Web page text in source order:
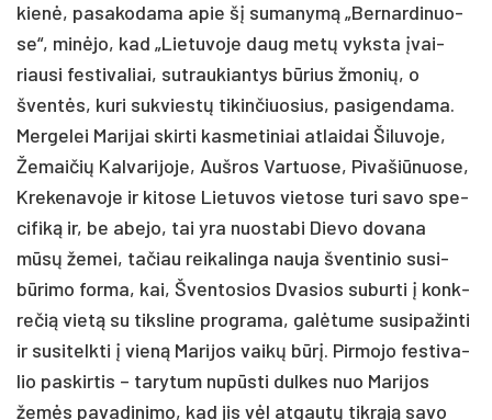
kienė, pa­sa­ko­da­ma apie šį su­ma­nymą „Ber­nar­di­nuo­
se“, minė­jo, kad „Lie­tu­vo­je daug metų vyks­ta įvai­
riau­si fes­ti­va­liai, su­trau­kian­tys būrius žmo­nių, o
šventės, ku­ri su­kviestų ti­kin­čiuo­sius, pa­si­gen­da­ma.
Mer­ge­lei Ma­ri­jai skir­ti kas­me­ti­niai at­lai­dai Ši­lu­vo­je,
Že­mai­čių Kal­va­ri­jo­je, Auš­ros Var­tuo­se, Pi­va­šiū­nuo­se,
Kre­ke­na­vo­je ir ki­to­se Lie­tu­vos vie­to­se tu­ri sa­vo spe­
ci­fiką ir, be abe­jo, tai yra nuo­sta­bi Die­vo do­va­na
mūsų že­mei, ta­čiau rei­ka­lin­ga nau­ja šven­ti­nio su­si­
būri­mo for­ma, kai, Šven­to­sios Dva­sios su­bur­ti į konk­
re­čią vietą su tiks­li­ne pro­gra­ma, galė­tu­me su­si­pa­žin­ti
ir su­si­telk­ti į vieną Ma­ri­jos vaikų būrį. Pir­mo­jo fes­ti­va­
lio pa­skir­tis – ta­ry­tum nu­pūsti dul­kes nuo Ma­ri­jos
žemės pa­va­di­ni­mo, kad jis vėl at­gautų tikrąją sa­vo